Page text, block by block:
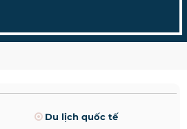
Du lịch quốc tế